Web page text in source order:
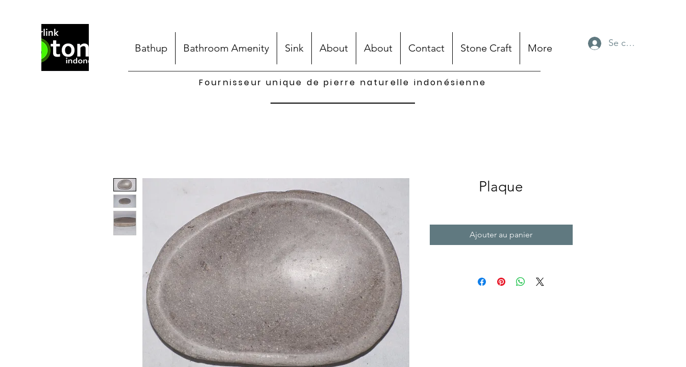
Bathup Bathroom Amenity Sink About About Contact Stone Craft More Se connecter
Fournisseur unique de pierre naturelle indonésienne
Plaque
Ajouter au panier